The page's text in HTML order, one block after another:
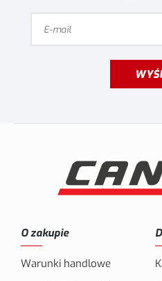
O zakupie
Warunki handlowe